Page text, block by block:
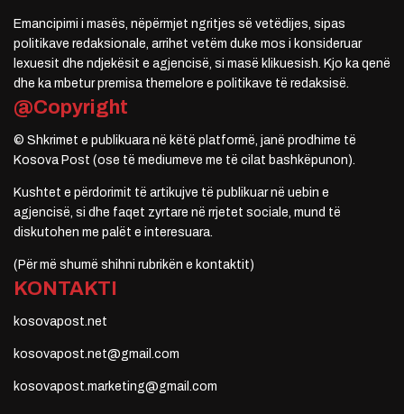
Emancipimi i masës, nëpërmjet ngritjes së vetëdijes, sipas
politikave redaksionale, arrihet vetëm duke mos i konsideruar
lexuesit dhe ndjekësit e agjencisë, si masë klikuesish. Kjo ka qenë
dhe ka mbetur premisa themelore e politikave të redaksisë.
@Copyright
© Shkrimet e publikuara në këtë platformë, janë prodhime të
Kosova Post (ose të mediumeve me të cilat bashkëpunon).
Kushtet e përdorimit të artikujve të publikuar në uebin e
agjencisë, si dhe faqet zyrtare në rrjetet sociale, mund të
diskutohen me palët e interesuara.
(Për më shumë shihni rubrikën e kontaktit)
KONTAKTI
kosovapost.net
kosovapost.net@gmail.com
kosovapost.marketing@gmail.com